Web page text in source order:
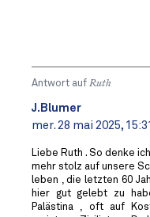
Antwort auf Ruth
J.Blumer
mer. 28 mai 2025, 15:31
Liebe Ruth . So denke
mehr stolz auf unsere
leben , die letzten 60
hier gut gelebt zu
Palästina , oft auf